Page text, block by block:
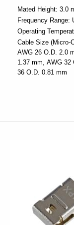
Mated Height: 3.0
Frequency Range:
Operating
Cable Size (Micro-
AWG 26 O.D. 2.0
1.37 mm AWG 32
36 O.D. 0.81 mm